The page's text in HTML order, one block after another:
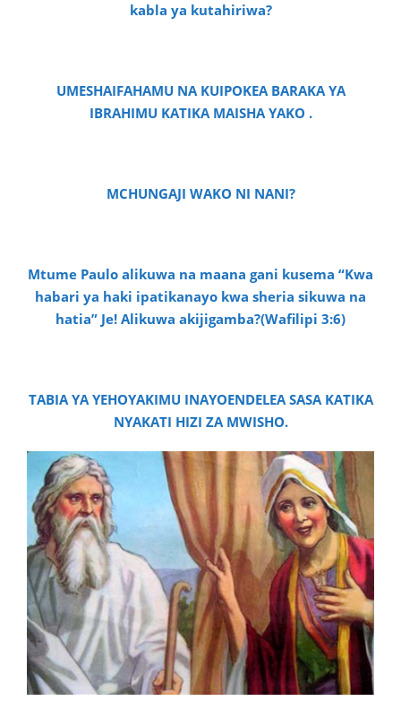
kabla ya kutahiriwa?
UMESHAIFAHAMU NA KUIPOKEA BARAKA YA
IBRAHIMU KATIKA MAISHA YAKO .
MCHUNGAJI WAKO NI NANI?
Mtume Paulo alikuwa na maana gani kusema “Kwa
habari ya haki ipatikanayo kwa sheria sikuwa na
hatia” Je! Alikuwa akijigamba?(Wafilipi 3:6)
TABIA YA YEHOYAKIMU INAYOENDELEA SASA KATIKA
NYAKATI HIZI ZA MWISHO.